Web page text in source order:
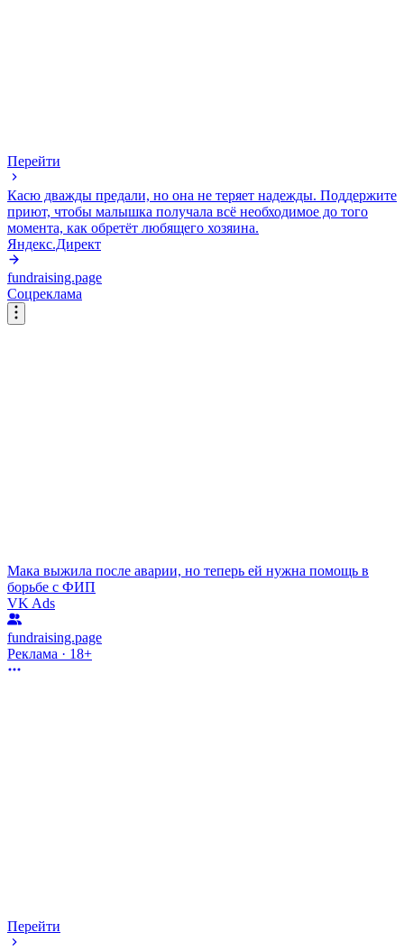
Перейти
Касю дважды предали, но она не теряет надежды. Поддержите
приют, чтобы малышка получала всё необходимое до того
момента, как обретёт любящего хозяина.
Яндекс.Директ
fundraising.page
Соцреклама
Мака выжила после аварии, но теперь ей нужна помощь в
борьбе с ФИП
VK Ads
fundraising.page
Реклама · 18+
Перейти